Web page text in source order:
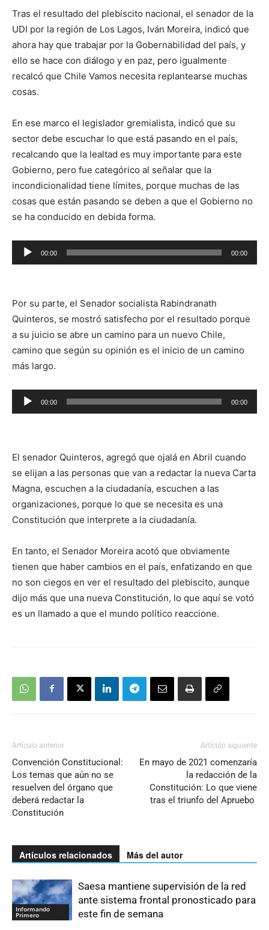
Tras el resultado del plebiscito nacional, el senador de la
UDI por la región de Los Lagos, Iván Moreira, indicó que
ahora hay que trabajar por la Gobernabilidad del país, y
ello se hace con diálogo y en paz, pero igualmente
recalcó que Chile Vamos necesita replantearse muchas
cosas.
En ese marco el legislador gremialista, indicó que su
sector debe escuchar lo que está pasando en el país,
recalcando que la lealtad es muy importante para este
Gobierno, pero fue categórico al señalar que la
incondicionalidad tiene límites, porque muchas de las
cosas que están pasando se deben a que el Gobierno no
se ha conducido en debida forma.
Reproductor
de
00:00 00:00
Por su parte, el Senador socialista Rabindranath
Quinteros, se mostró satisfecho por el resultado porque
a su juicio se abre un camino para un nuevo Chile,
camino que según su opinión es el inicio de un camino
más largo.
Reproductor
de
00:00 00:00
El senador Quinteros, agregó que ojalá en Abril cuando
se elijan a las personas que van a redactar la nueva Carta
Magna, escuchen a la ciudadanía, escuchen a las
organizaciones, porque lo que se necesita es una
Constitución que interprete a la ciudadanía.
En tanto, el Senador Moreira acotó que obviamente
tienen que haber cambios en el país, enfatizando en que
no son ciegos en ver el resultado del plebiscito, aunque
dijo más que una nueva Constitución, lo que aquí se votó
es un llamado a que el mundo político reaccione.
Artículo anterior
Convención Constitucional:
Los temas que aún no se
resuelven del órgano que
deberá redactar la
Constitución
Artículo siguiente
En mayo de 2021 comenzaría
la redacción de la
Constitución: Lo que viene
tras el triunfo del Apruebo
Artículos relacionados Más del autor
Informando
Primero
Saesa mantiene supervisión de la red
ante sistema frontal pronosticado para
este fin de semana